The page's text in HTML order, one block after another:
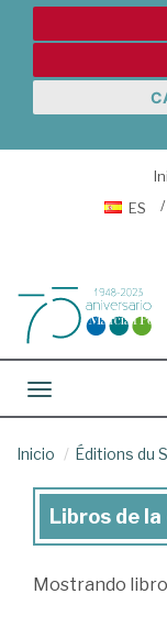
ES
Toggle navigation
Inicio Éditions du
Libros
la
Libros de
Mostrando